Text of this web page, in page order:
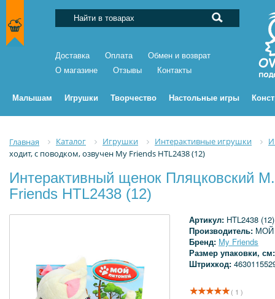
Доставка Оплата
Обмен и возврат
О магазине
Отзывы Контакты
Малышам Игрушки Творчество Настольные игры
Главная Каталог Игрушки Интерактивные игрушки
ходит, с поводком, озвучен My Friends HTL2438 (12)
Интерактивный щенок Пляцковский
Friends HTL2438 (12)
Артикул: HTL2438 (12)
Производитель:
Бренд: My Friends
Размер упаковки,
Штрихкод:
( 1 )